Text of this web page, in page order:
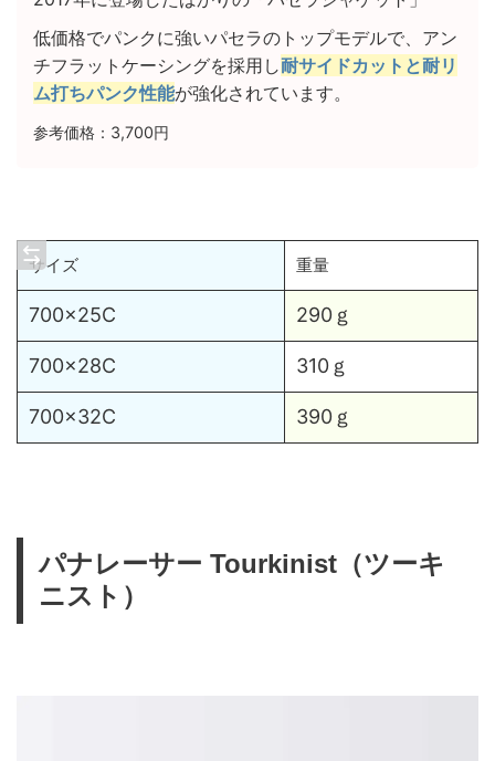
低価格でパンクに強いパセラのトップモデルで、アン
チフラットケーシングを採用し耐サイドカットと耐リ
ム打ちパンク性能が強化されています。
参考価格：3,700円
サイズ 重量
700×25C 290ｇ
700×28C 310ｇ
700×32C 390ｇ
パナレーサー Tourkinist（ツーキ
ニスト）